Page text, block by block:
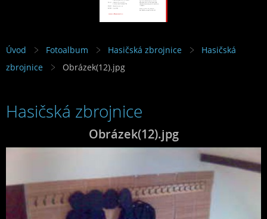
Úvod Fotoalbum Hasičská zbrojnice
Hasičská
zbrojnice
Obrázek(12).jpg
Hasičská zbrojnice
Obrázek(12).jpg